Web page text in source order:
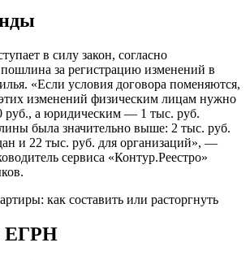
в силу закон, согласно
за регистрацию изменений в
«Если условия договора поменяются,
изменений физическим лицам нужно
руб., а юридическим — 1 тыс. руб.
была значительно выше: 2 тыс. руб.
и 22 тыс. руб. для организаций», —
сервиса «Контур.Реестро»
как составить или расторгнуть
ЕГРН